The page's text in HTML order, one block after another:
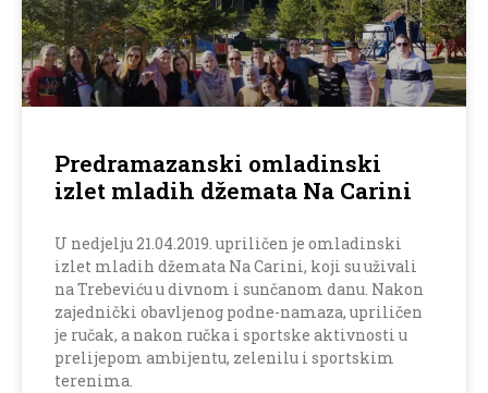
Predramazanski omladinski
izlet mladih džemata Na Carini
U nedjelju 21.04.2019. upriličen je omladinski
izlet mladih džemata Na Carini, koji su uživali
na Trebeviću u divnom i sunčanom danu. Nakon
zajednički obavljenog podne-namaza, upriličen
je ručak, a nakon ručka i sportske aktivnosti u
prelijepom ambijentu, zelenilu i sportskim
terenima.